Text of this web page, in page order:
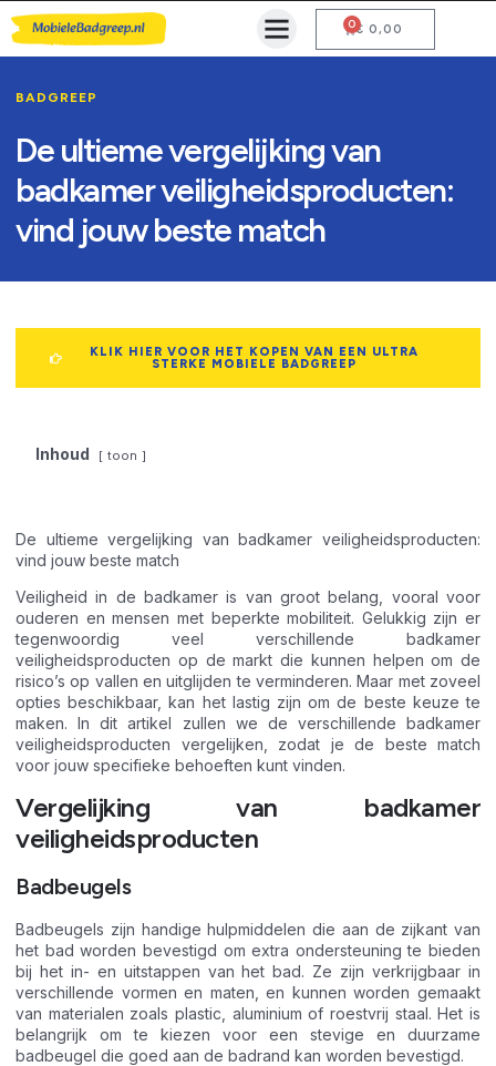
€ 0,00
0
BADGREEP
De ultieme vergelijking van
badkamer veiligheidsproducten:
vind jouw beste match
KLIK HIER VOOR HET KOPEN VAN EEN ULTRA
STERKE MOBIELE BADGREEP
Inhoud toon
De ultieme vergelijking van badkamer veiligheidsproducten:
vind jouw beste match
Veiligheid in de badkamer is van groot belang, vooral voor
ouderen en mensen met beperkte mobiliteit. Gelukkig zijn er
tegenwoordig veel verschillende badkamer
veiligheidsproducten op de markt die kunnen helpen om de
risico’s op vallen en uitglijden te verminderen. Maar met zoveel
opties beschikbaar, kan het lastig zijn om de beste keuze te
maken. In dit artikel zullen we de verschillende badkamer
veiligheidsproducten vergelijken, zodat je de beste match
voor jouw specifieke behoeften kunt vinden.
Vergelijking van badkamer
veiligheidsproducten
Badbeugels
Badbeugels zijn handige hulpmiddelen die aan de zijkant van
het bad worden bevestigd om extra ondersteuning te bieden
bij het in- en uitstappen van het bad. Ze zijn verkrijgbaar in
verschillende vormen en maten, en kunnen worden gemaakt
van materialen zoals plastic, aluminium of roestvrij staal. Het is
belangrijk om te kiezen voor een stevige en duurzame
badbeugel die goed aan de badrand kan worden bevestigd.